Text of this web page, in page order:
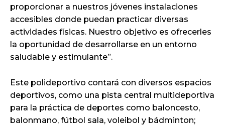
proporcionar a nuestros jóvenes instalaciones
accesibles donde puedan practicar diversas
actividades físicas. Nuestro objetivo es ofrecerles
la oportunidad de desarrollarse en un entorno
saludable y estimulante”.
Este polideportivo contará con diversos espacios
deportivos, como una pista central multideportiva
para la práctica de deportes como baloncesto,
balonmano, fútbol sala, voleibol y bádminton;